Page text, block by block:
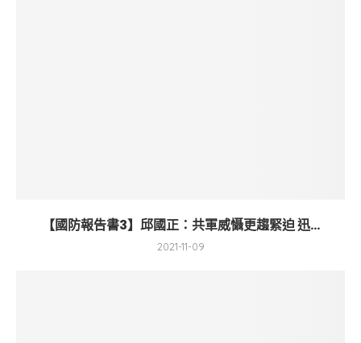
【國防報告書3】邱國正：共軍威懾更趨緊迫 迅...
2021-11-09